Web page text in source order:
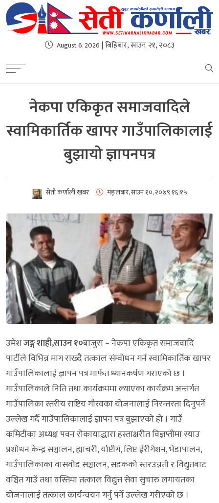
August 6, 2026 | बिहिबार, साउन २१, २०८३
नेकपा एकिकृत समाजवादिले
स्वामिकार्तिक खापर गाउँपालिकालाई
बुझायो ज्ञापनपत्र
सेती कर्णाली खबर मङ्लबार, साउन १०, २०७९ १६:१५
उमेशजङ्ग शाही,साउन १०बाजुरा – नेकपा एकिकृत समाजवादि
पार्टीले विभिन्न माग राख्दै तत्काल संम्वोधन गर्न स्वामिकार्तिक खापर
गाउँपालिकालाई ज्ञापन पत्र मार्फत ध्यानकर्षण गराएको छ ।
गाउँपालिकाले निति तथा कार्यक्रममा ल्याएका कार्यक्रम अन्तर्गत
गाउँपालिका स्तरीय राष्टिय गौरवका योजनालाई निरन्तरता दिनुपर्ने
उल्लेख गर्दै गाउँपालिकालाई ज्ञापन पत्र बुझाएको हो । गाउँ
कमिटीका अध्यक्ष पवन रोकायाद्धारा हस्ताक्षरीत विज्ञप्तीमा स्याउ
प्रशोधन केन्द्र सञ्चालन, ह्याचरी, र्याप्टीगं, लिप्ट ईरीगेशन, भेडापालन,
गाउँपालिकाका वासवोड सञ्चालन, सडकको स्तरउन्नती र विद्युतबाट
वञ्चित गाउँ तथा वस्तिमा तत्काल विद्युत्त सेवा सुचारु लगायतका
योजनालाई तत्काल कार्यन्वयन गर्नु पर्ने उल्लेख गरीएको छ ।